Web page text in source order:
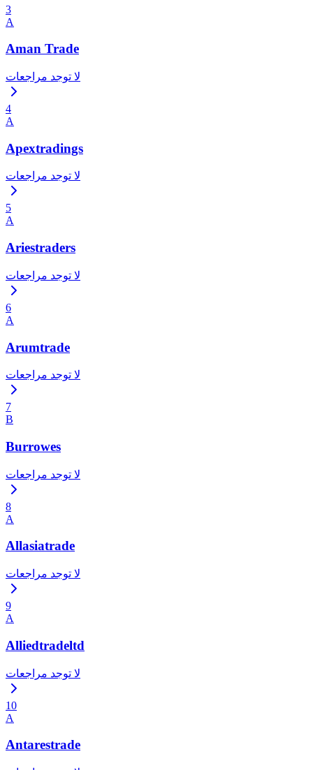
3
A
Aman Trade
لا توجد مراجعات
4
A
Apextradings
لا توجد مراجعات
5
A
Ariestraders
لا توجد مراجعات
6
A
Arumtrade
لا توجد مراجعات
7
B
Burrowes
لا توجد مراجعات
8
A
Allasiatrade
لا توجد مراجعات
9
A
Alliedtradeltd
لا توجد مراجعات
10
A
Antarestrade